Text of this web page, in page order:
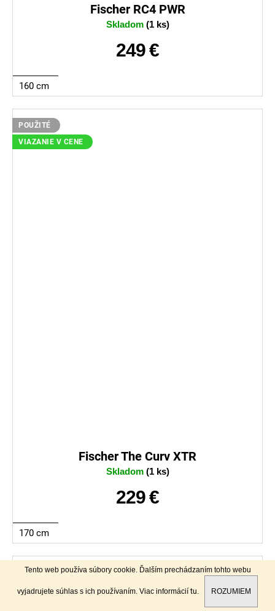
Tento web používa súbory cookie. Ďalším prechádzaním tohto webu
vyjadrujete súhlas s ich používaním. Viac informácií tu ROZUMIEM
Fischer RC4 PWR
Skladom (1 ks)
249 €
160 cm
POUŽITÉ
VIAZANIE V CENE
Fischer The Curv XTR
Skladom (1 ks)
229 €
170 cm
POUŽITÉ
VIAZANIE V CENE